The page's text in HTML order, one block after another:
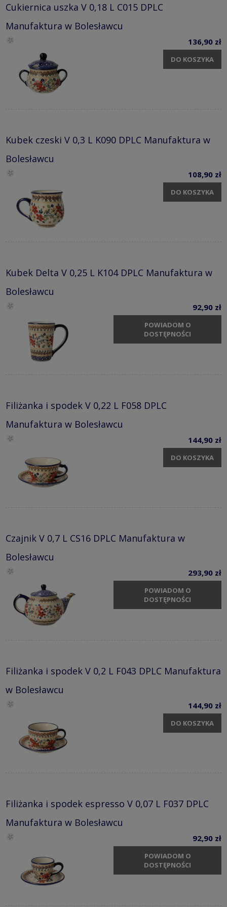
Cukiernica uszka V 0,18 L C015 DPLC
Manufaktura w Bolesławcu
136,90 zł
DO KOSZYKA
Kubek czeski V 0,3 L K090 DPLC Manufaktura w
Bolesławcu
108,90 zł
DO KOSZYKA
Kubek Delta V 0,25 L K104 DPLC Manufaktura w
Bolesławcu
92,90 zł
POWIADOM O
DOSTĘPNOŚCI
Filiżanka i spodek V 0,22 L F058 DPLC
Manufaktura w Bolesławcu
144,90 zł
DO KOSZYKA
Czajnik V 0,7 L CS16 DPLC Manufaktura w
Bolesławcu
293,90 zł
POWIADOM O
DOSTĘPNOŚCI
Filiżanka i spodek V 0,2 L F043 DPLC Manufaktura
w Bolesławcu
144,90 zł
DO KOSZYKA
Filiżanka i spodek espresso V 0,07 L F037 DPLC
Manufaktura w Bolesławcu
92,90 zł
POWIADOM O
DOSTĘPNOŚCI